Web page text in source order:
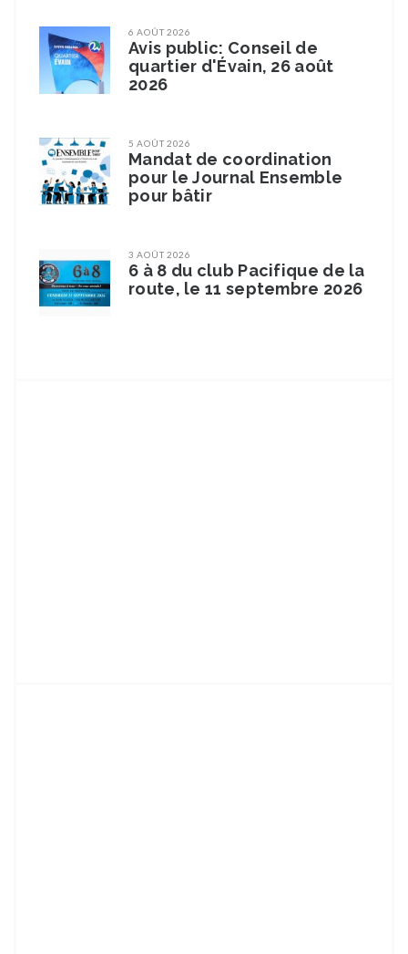
6 AOÛT 2026
Avis public: Conseil de
quartier d'Évain, 26 août
2026
5 AOÛT 2026
Mandat de coordination
pour le Journal Ensemble
pour bâtir
3 AOÛT 2026
6 à 8 du club Pacifique de la
route, le 11 septembre 2026